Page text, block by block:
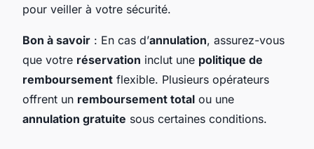
pour veiller à votre sécurité.
Bon à savoir : En cas d’annulation, assurez-vous
que votre réservation inclut une politique de
remboursement flexible. Plusieurs opérateurs
offrent un remboursement total ou une
annulation gratuite sous certaines conditions.